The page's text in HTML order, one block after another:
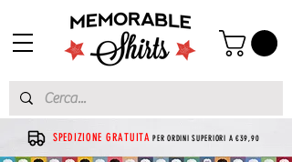
SPEDIZIONE GRATUITA PER ORDINI SUPERIORI A €39,90